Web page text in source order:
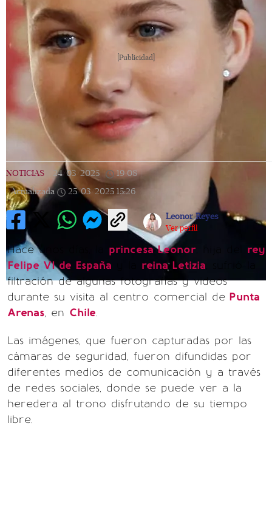
[Publicidad]
NOTICIAS 24/03/2025 | 19:08 |
Actualizada
25/03/2025 15:26
Leonor Reyes
Ver perfil
Hace unos días, la princesa Leonor
rey
Felipe VI de España
reina Letizia
filtración de algunas fotografías y videos
durante su visita al centro comercial de Punta
Arenas, en Chile.
Las imágenes, que fueron capturadas por las
cámaras de seguridad, fueron difundidas por
diferentes medios de comunicación y a través
de redes sociales, donde se puede ver a la
heredera al trono disfrutando de su tiempo
libre.